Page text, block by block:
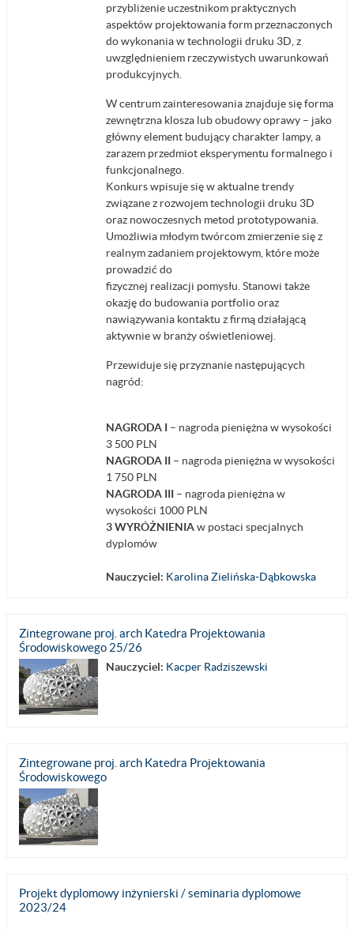
przybliżenie uczestnikom praktycznych
aspektów projektowania form przeznaczonych
do wykonania w technologii druku 3D, z
uwzględnieniem rzeczywistych uwarunkowań
produkcyjnych.
W centrum zainteresowania znajduje się forma
zewnętrzna klosza lub obudowy oprawy – jako
główny element budujący charakter lampy, a
zarazem przedmiot eksperymentu formalnego i
funkcjonalnego.
Konkurs wpisuje się w aktualne trendy
związane z rozwojem technologii druku 3D
oraz nowoczesnych metod prototypowania.
Umożliwia młodym twórcom zmierzenie się z
realnym zadaniem projektowym, które może
prowadzić do
fizycznej realizacji pomysłu. Stanowi także
okazję do budowania portfolio oraz
nawiązywania kontaktu z firmą działającą
aktywnie w branży oświetleniowej.
Przewiduje się przyznanie następujących
nagród:
NAGRODA I – nagroda pieniężna w wysokości
3 500 PLN
NAGRODA II – nagroda pieniężna w wysokości
1 750 PLN
NAGRODA III – nagroda pieniężna w
wysokości 1000 PLN
3 WYRÓŻNIENIAw postaci specjalnych
dyplomów
Nauczyciel: Karolina Zielińska-Dąbkowska
Zintegrowane proj. arch Katedra Projektowania
Środowiskowego 25/26
Nauczyciel: Kacper Radziszewski
Zintegrowane proj. arch Katedra Projektowania
Środowiskowego
Projekt dyplomowy inżynierski / seminaria dyplomowe
2023/24